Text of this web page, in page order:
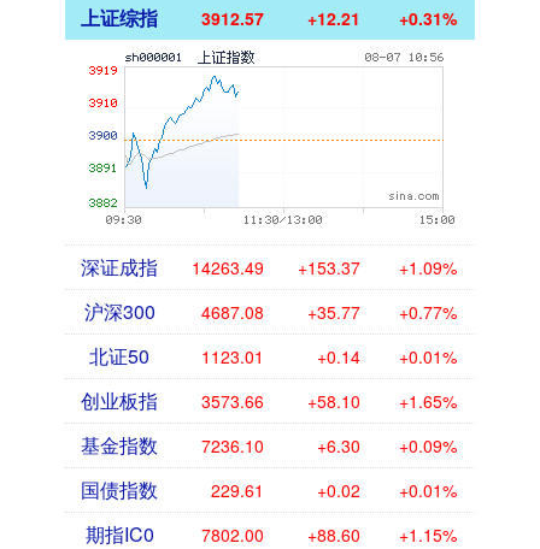
上证综指 3913.23 +12.87 +0.33%
深证成指 14260.90 +150.78 +1.07%
沪深300 4687.07 +35.76 +0.77%
北证50 1122.89 +0.02 +0.00%
创业板指 3572.64 +57.08 +1.62%
基金指数 7235.96 +6.16 +0.09%
国债指数 229.61 +0.02 +0.01%
期指IC0 7806.20 +92.80 +1.20%